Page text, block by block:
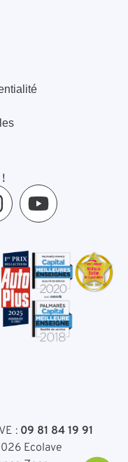
: 09 81 84 19 91
Ecolave